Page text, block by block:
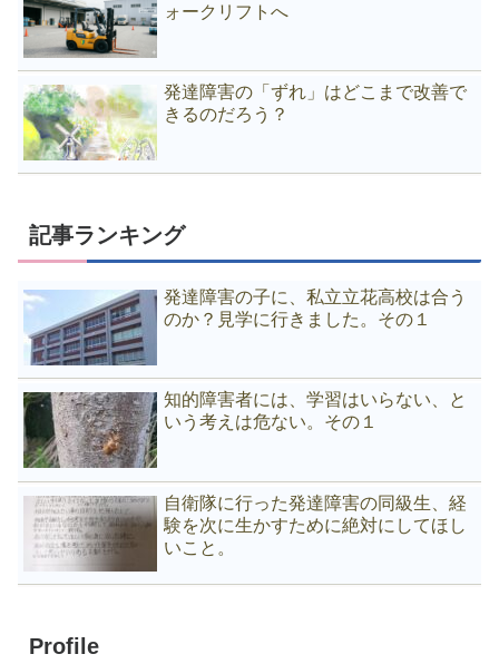
ォークリフトへ
発達障害の「ずれ」はどこまで改善で
きるのだろう？
記事ランキング
発達障害の子に、私立立花高校は合う
のか？見学に行きました。その１
知的障害者には、学習はいらない、と
いう考えは危ない。その１
自衛隊に行った発達障害の同級生、経
験を次に生かすために絶対にしてほし
いこと。
Profile